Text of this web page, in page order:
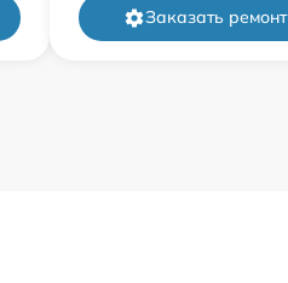
Заказать ремонт